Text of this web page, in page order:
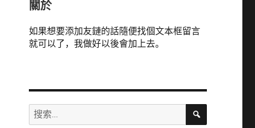
關於
如果想要添加友鏈的話隨便找個文本框留言
就可以了，我做好以後會加上去。
搜
索：
搜